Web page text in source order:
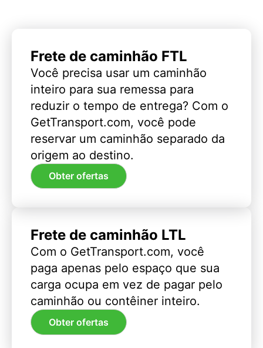
Frete de caminhão FTL
Você precisa usar um caminhão
inteiro para sua remessa para
reduzir o tempo de entrega? Com o
GetTransport.com, você pode
reservar um caminhão separado da
origem ao destino.
Obter ofertas
Frete de caminhão LTL
Com o GetTransport.com, você
paga apenas pelo espaço que sua
carga ocupa em vez de pagar pelo
caminhão ou contêiner inteiro.
Obter ofertas